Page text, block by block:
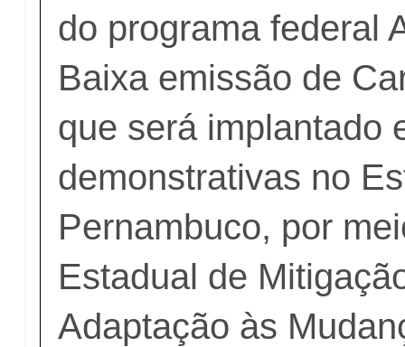
do programa federal
Baixa emissão de
que será implantado
demonstrativas no
Pernambuco, por
Estadual de
Adaptação às